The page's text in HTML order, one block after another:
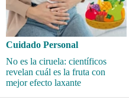
Cuidado Personal
No es la ciruela: científicos
revelan cuál es la fruta con
mejor efecto laxante